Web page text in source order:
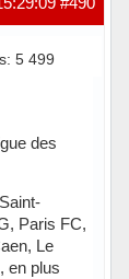
5 499
des
Paris FC,
Le
en plus